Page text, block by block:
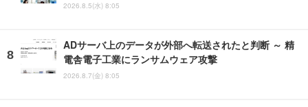
2026.8.5(水) 8:05
ADサーバ上のデータが外部へ転送されたと判断 ～ 精
電舎電子工業にランサムウェア攻撃
2026.8.7(金) 8:05